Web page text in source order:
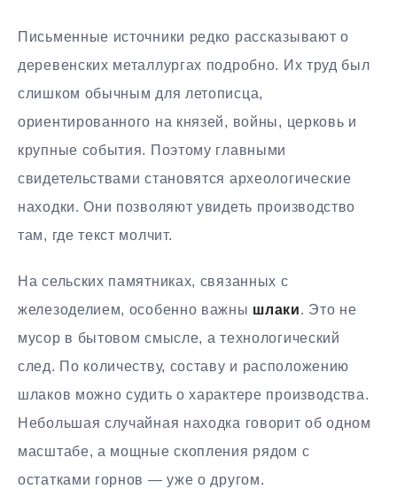
Письменные источники редко рассказывают о
деревенских металлургах подробно. Их труд был
слишком обычным для летописца,
ориентированного на князей, войны, церковь и
крупные события. Поэтому главными
свидетельствами становятся археологические
находки. Они позволяют увидеть производство
там, где текст молчит.
На сельских памятниках, связанных с
железоделием, особенно важны шлаки. Это не
мусор в бытовом смысле, а технологический
след. По количеству, составу и расположению
шлаков можно судить о характере производства.
Небольшая случайная находка говорит об одном
масштабе, а мощные скопления рядом с
остатками горнов — уже о другом.